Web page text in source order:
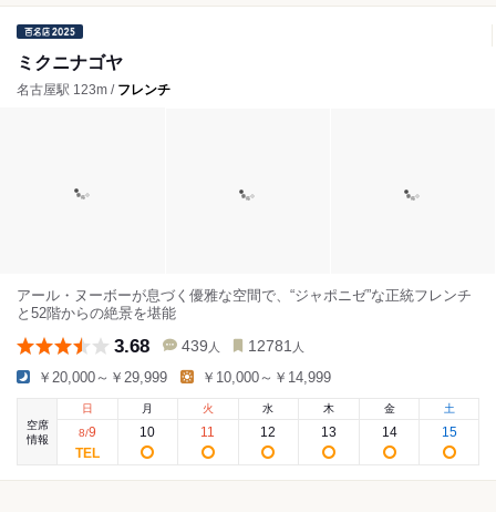
ミクニナゴヤ
名古屋駅 123m / フレンチ
アール・ヌーボーが息づく優雅な空間で、“ジャポニゼ”な正統フレンチ
と52階からの絶景を堪能
3.68 439 人 12781 人
￥20,000～￥29,999 ￥10,000～￥14,999
空席
情報
日
8/9
月
10
火
11
水
12
木
13
金
14
土
15